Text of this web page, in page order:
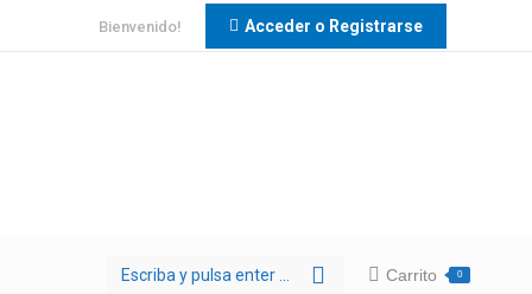
Bienvenido! Acceder o Registrarse
Buscar: Carrito 0